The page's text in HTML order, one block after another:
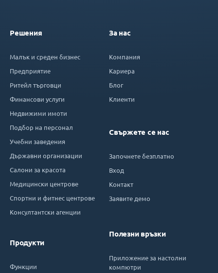
Решения
Малък и среден бизнес
Предприятие
Ритейл търговци
Финансови услуги
Недвижими имоти
Подбор на персонал
Учебни заведения
Държавни организации
Салони за красота
Медицински центрове
Спортни и фитнес центрове
Консултантски агенции
Продукти
Функции
За нас
Компания
Кариера
Блог
Клиенти
Свържете се нас
Започнете безплатно
Вход
Контакт
Заявите демо
Полезни връзки
Приложение за настолни
компютри